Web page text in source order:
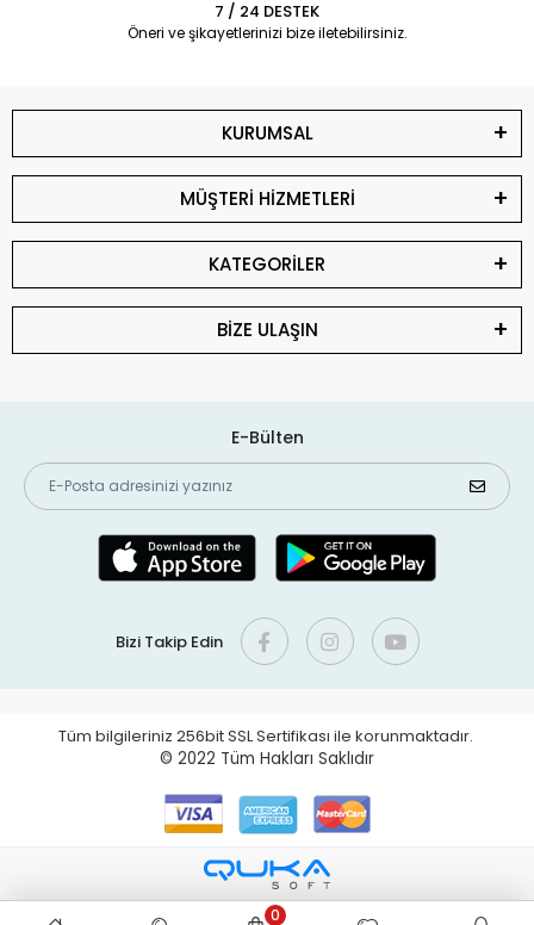
7 / 24 DESTEK
Öneri ve şikayetlerinizi bize iletebilirsiniz.
KURUMSAL
MÜŞTERİ HİZMETLERİ
KATEGORİLER
BİZE ULAŞIN
E-Bülten
Bizi Takip Edin
Tüm bilgileriniz 256bit SSL Sertifikası ile korunmaktadır.
© 2022 Tüm Hakları Saklıdır
0